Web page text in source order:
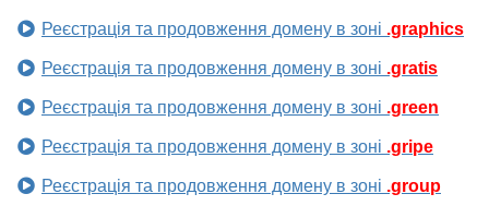
Реєстрація та продовження домену в зоні .graphics
Реєстрація та продовження домену в зоні .gratis
Реєстрація та продовження домену в зоні .green
Реєстрація та продовження домену в зоні .gripe
Реєстрація та продовження домену в зоні .group